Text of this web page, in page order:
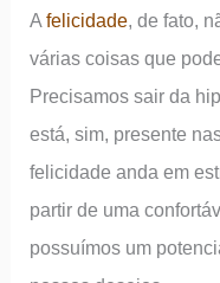
Afelicidade, de fato,
várias coisas que
Precisamos sair da
está, sim, presente
felicidade anda em
partir de uma
possuímos um